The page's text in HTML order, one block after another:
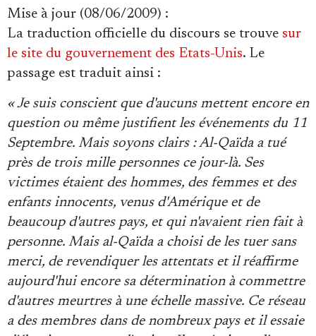
Mise à jour (08/06/2009) :
La traduction officielle du discours se trouve sur
le site du gouvernement des Etats-Unis. Le
passage est traduit ainsi :
« Je suis conscient que d'aucuns mettent encore en
question ou même justifient les événements du 11
Septembre. Mais soyons clairs : Al-Qaïda a tué
près de trois mille personnes ce jour-là. Ses
victimes étaient des hommes, des femmes et des
enfants innocents, venus d'Amérique et de
beaucoup d'autres pays, et qui n'avaient rien fait à
personne. Mais al-Qaïda a choisi de les tuer sans
merci, de revendiquer les attentats et il réaffirme
aujourd'hui encore sa détermination à commettre
d'autres meurtres à une échelle massive. Ce réseau
a des membres dans de nombreux pays et il essaie